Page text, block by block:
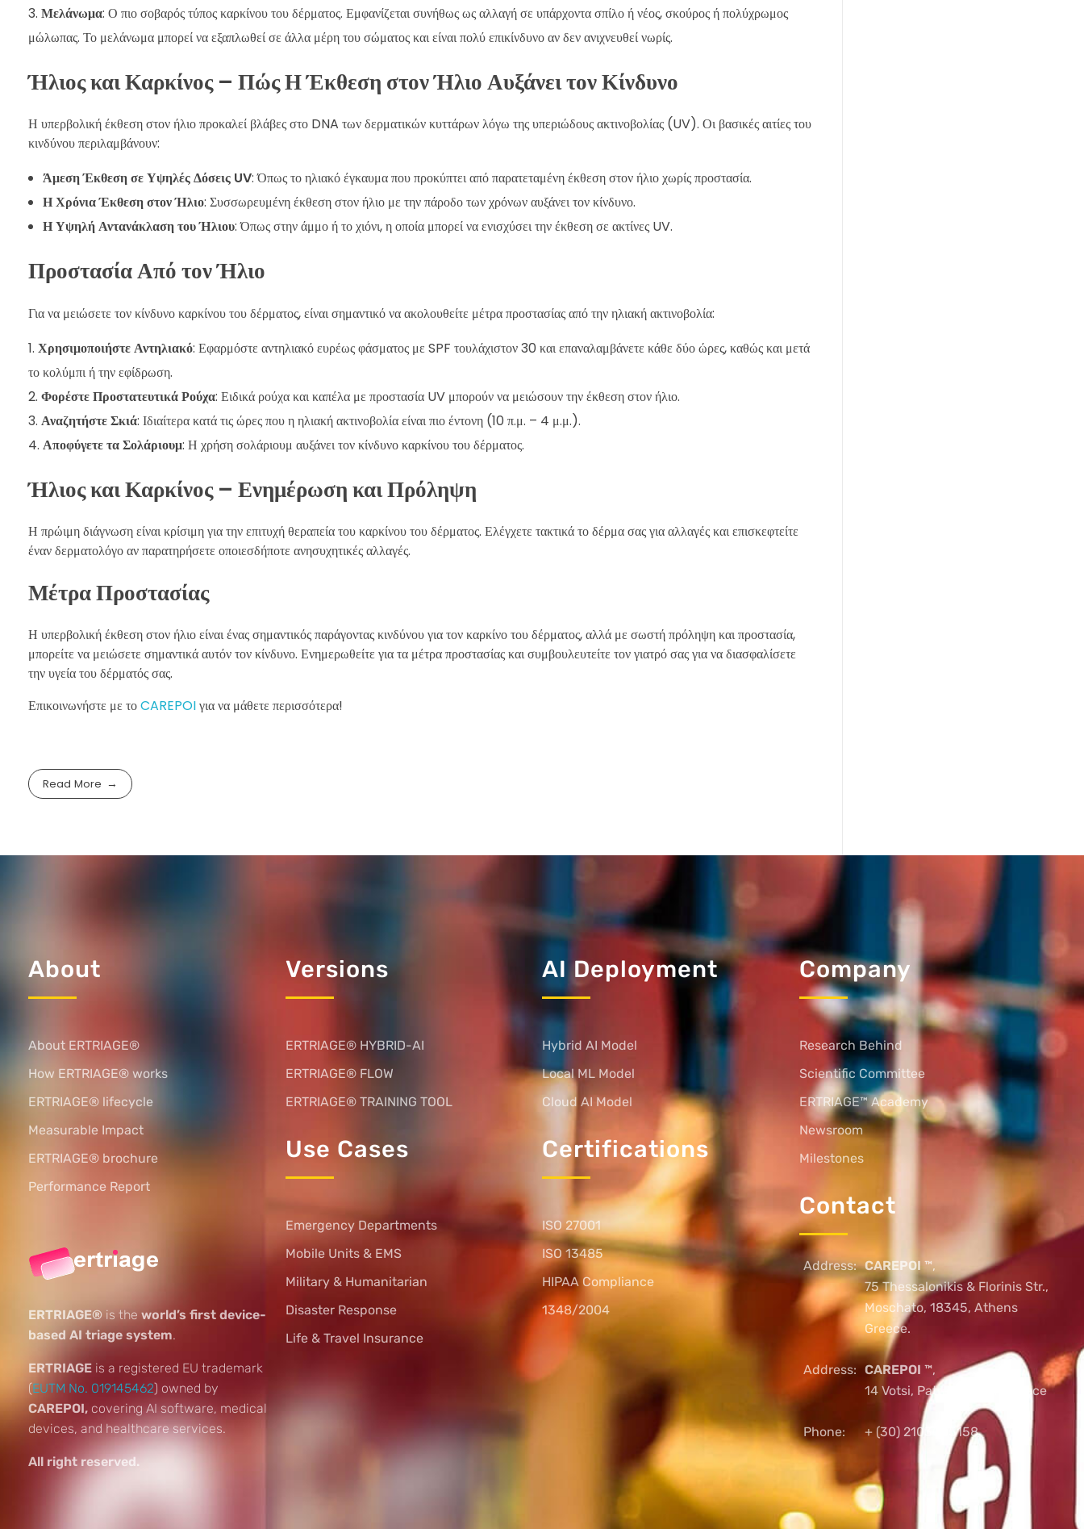
Μελάνωμα: Ο πιο σοβαρός τύπος καρκίνου του δέρματος. Εμφανίζεται συνήθως ως αλλαγή σε υπάρχοντα σπίλο ή νέος, σκούρος ή πολύχρωμος
μώλωπας. Το μελάνωμα μπορεί να εξαπλωθεί σε άλλα μέρη του σώματος και είναι πολύ επικίνδυνο αν δεν ανιχνευθεί νωρίς.
Ήλιος και Καρκίνος – Πώς Η Έκθεση στον Ήλιο Αυξάνει τον Κίνδυνο
Η υπερβολική έκθεση στον ήλιο προκαλεί βλάβες στο DNA των δερματικών κυττάρων λόγω της υπεριώδους ακτινοβολίας (UV). Οι βασικές αιτίες του
κινδύνου περιλαμβάνουν:
Άμεση Έκθεση σε Υψηλές Δόσεις UV: Όπως το ηλιακό έγκαυμα που προκύπτει από παρατεταμένη έκθεση στον ήλιο χωρίς προστασία.
Η Χρόνια Έκθεση στον Ήλιο: Συσσωρευμένη έκθεση στον ήλιο με την πάροδο των χρόνων αυξάνει τον κίνδυνο.
Η Υψηλή Αντανάκλαση του Ήλιου: Όπως στην άμμο ή το χιόνι, η οποία μπορεί να ενισχύσει την έκθεση σε ακτίνες UV.
Προστασία Από τον Ήλιο
Για να μειώσετε τον κίνδυνο καρκίνου του δέρματος, είναι σημαντικό να ακολουθείτε μέτρα προστασίας από την ηλιακή ακτινοβολία:
Χρησιμοποιήστε Αντηλιακό: Εφαρμόστε αντηλιακό ευρέως φάσματος με SPF τουλάχιστον 30 και επαναλαμβάνετε κάθε δύο ώρες, καθώς και μετά
το κολύμπι ή την εφίδρωση.
Φορέστε Προστατευτικά Ρούχα: Ειδικά ρούχα και καπέλα με προστασία UV μπορούν να μειώσουν την έκθεση στον ήλιο.
Αναζητήστε Σκιά: Ιδιαίτερα κατά τις ώρες που η ηλιακή ακτινοβολία είναι πιο έντονη (10 π.μ. – 4 μ.μ.).
Αποφύγετε τα Σολάριουμ: Η χρήση σολάριουμ αυξάνει τον κίνδυνο καρκίνου του δέρματος.
Ήλιος και Καρκίνος – Ενημέρωση και Πρόληψη
Η πρώιμη διάγνωση είναι κρίσιμη για την επιτυχή θεραπεία του καρκίνου του δέρματος. Ελέγχετε τακτικά το δέρμα σας για αλλαγές και επισκεφτείτε
έναν δερματολόγο αν παρατηρήσετε οποιεσδήποτε ανησυχητικές αλλαγές.
Μέτρα Προστασίας
Η υπερβολική έκθεση στον ήλιο είναι ένας σημαντικός παράγοντας κινδύνου για τον καρκίνο του δέρματος, αλλά με σωστή πρόληψη και προστασία,
μπορείτε να μειώσετε σημαντικά αυτόν τον κίνδυνο. Ενημερωθείτε για τα μέτρα προστασίας και συμβουλευτείτε τον γιατρό σας για να διασφαλίσετε
την υγεία του δέρματός σας.
Επικοινωνήστε με τοCAREPOIγια να μάθετε περισσότερα!
Read More
About
About ERTRIAGE®
How ERTRIAGE® works
ERTRIAGE® lifecycle
Measurable Impact
ERTRIAGE® brochure
Performance Report
ERTRIAGE® is the world’s first device-
based AI triage system.
ERTRIAGE is a registered EU trademark
(EUTM No. 019145462) owned by
CAREPOI, covering AI software, medical
devices, and healthcare services.
All right reserved.
Versions
ERTRIAGE® HYBRID-AI
ERTRIAGE® FLOW
ERTRIAGE® TRAINING TOOL
Use Cases
Emergency Departments
Mobile Units & EMS
Military & Humanitarian
Disaster Response
Life & Travel Insurance
AI Deployment
Hybrid AI Model
Local ML Model
Cloud AI Model
Certifications
ISO 27001
ISO 13485
HIPAA Compliance
1348/2004
Company
Research Behind
Scientific Committee
ERTRIAGE™ Academy
Newsroom
Milestones
Contact
Address: CAREPOI ™,
75 Thessalonikis & Florinis Str.,
Moschato, 18345, Athens
Greece.
Address: CAREPOI ™,
14 Votsi, Patras, 26221, Greece
Phone: + (30) 2103005158